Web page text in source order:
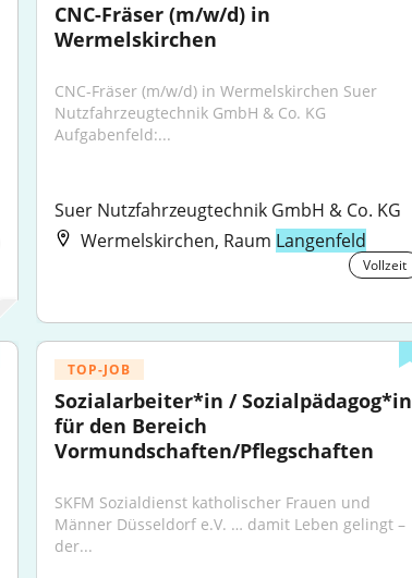
CNC-Fräser (m/w/d) in
Wermelskirchen
CNC-Fräser (m/w/d) in Wermelskirchen Suer
Nutzfahrzeugtechnik GmbH & Co. KG
Aufgabenfeld:...
Suer Nutzfahrzeugtechnik GmbH & Co. KG
Wermelskirchen, Raum Langenfeld
Vollzeit
TOP-JOB
Sozialarbeiter*in / Sozialpädagog*in
für den Bereich
Vormundschaften/Pflegschaften
SKFM Sozialdienst katholischer Frauen und
Männer Düsseldorf e.V. … damit Leben gelingt –
der...